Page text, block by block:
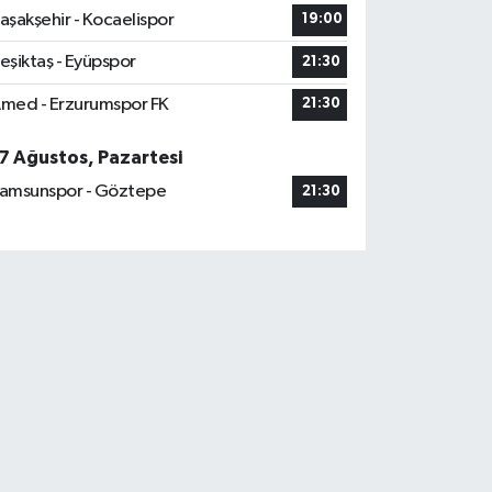
- Kocaelispor
19:00
- Eyüpspor 21:30
- Erzurumspor FK 21:30
Ağustos, Pazartesi
- Göztepe
21:30